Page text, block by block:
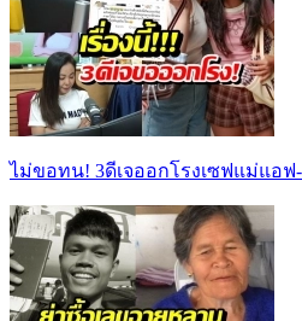
ไม่ขอทน! 3ดีเจออกโรงเซฟแม่แอ